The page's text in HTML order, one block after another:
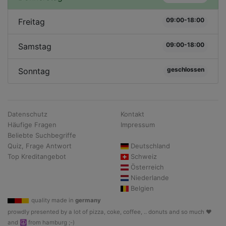
Freitag 09:00-18:00
Samstag 09:00-18:00
Sonntag geschlossen
Datenschutz
Häufige Fragen
Beliebte Suchbegriffe
Quiz, Frage Antwort
Top Kreditangebot
Kontakt
Impressum
Deutschland
Schweiz
Österreich
Niederlande
Belgien
quality made in germany
prowdly presented by a lot of pizza, coke, coffee, .. donuts and so much ♥
and ☮ from hamburg ;-)